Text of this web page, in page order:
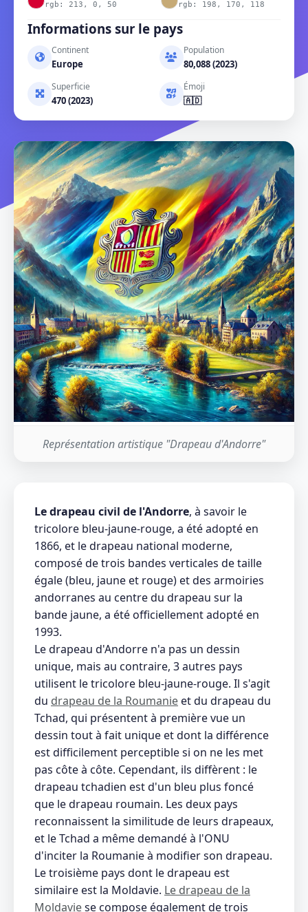
rgb: 213, 0, 50
rgb: 198, 170, 118
Informations sur le pays
Continent
Europe
Population
80,088 (2023)
Superficie
470 (2023)
Émoji
🇦🇩
Représentation artistique "Drapeau d'Andorre"
Le drapeau civil de l'Andorre, à savoir le
tricolore bleu-jaune-rouge, a été adopté en
1866, et le drapeau national moderne,
composé de trois bandes verticales de taille
égale (bleu, jaune et rouge) et des armoiries
andorranes au centre du drapeau sur la
bande jaune, a été officiellement adopté en
1993.
Le drapeau d'Andorre n'a pas un dessin
unique, mais au contraire, 3 autres pays
utilisent le tricolore bleu-jaune-rouge. Il s'agit
du drapeau de la Roumanieet du drapeau du
Tchad, qui présentent à première vue un
dessin tout à fait unique et dont la différence
est difficilement perceptible si on ne les met
pas côte à côte. Cependant, ils diffèrent : le
drapeau tchadien est d'un bleu plus foncé
que le drapeau roumain. Les deux pays
reconnaissent la similitude de leurs drapeaux,
et le Tchad a même demandé à l'ONU
d'inciter la Roumanie à modifier son drapeau.
Le troisième pays dont le drapeau est
similaire est la Moldavie. Le drapeau de la
Moldaviese compose également de trois